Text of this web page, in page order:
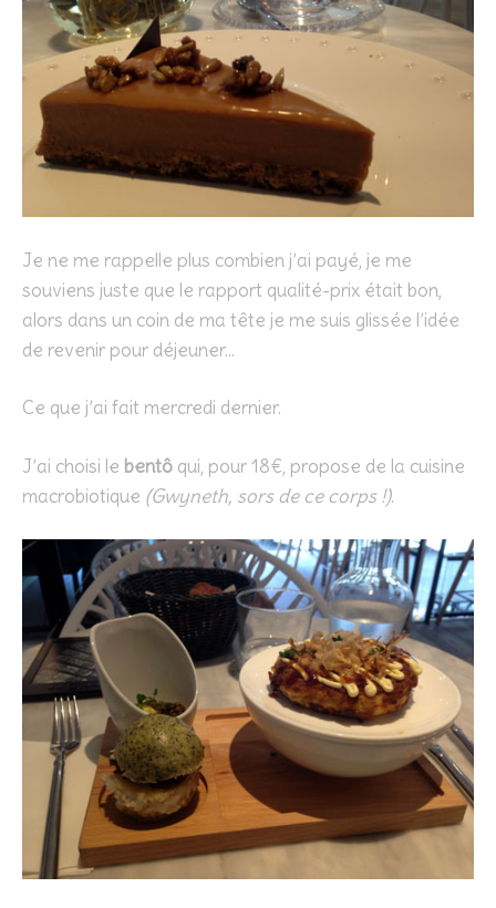
Je ne me rappelle plus combien j’ai payé, je me
souviens juste que le rapport qualité-prix était bon,
alors dans un coin de ma tête je me suis glissée l’idée
de revenir pour déjeuner…
Ce que j’ai fait mercredi dernier.
J’ai choisi le bentô qui, pour 18€, propose de la cuisine
macrobiotique (Gwyneth, sors de ce corps !).